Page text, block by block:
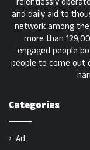
and daily aid to
network among
more than
engaged people
people to come out
Categories
Ad